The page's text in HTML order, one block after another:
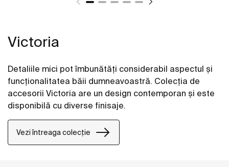
Victoria
Detaliile mici pot îmbunătăți considerabil aspectul și
funcționalitatea băii dumneavoastră. Colecția de
accesorii Victoria are un design contemporan și este
disponibilă cu diverse finisaje.
Vezi întreaga colecție